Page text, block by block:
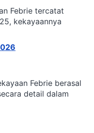
Febrie tercatat
kekayaannya
Febrie berasal
detail dalam